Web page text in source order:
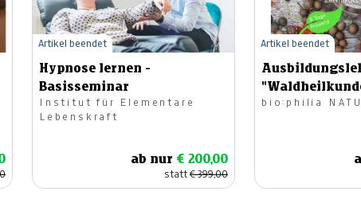
Hypnose lernen -
Basisseminar
Institut für Elementare
Lebenskraft
ab nur € 200,00
statt€ 399,00
Artikel beendet
Wertgutschein
bio:philia
Artikel beendet